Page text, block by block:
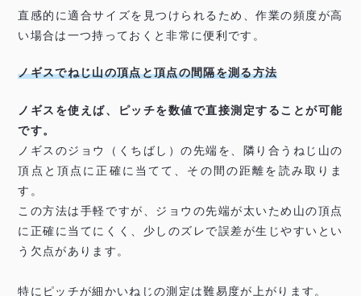
直感的に適合サイズを見つけられるため、作業の頻度が高
い場合は一つ持っておくと非常に便利です。
ノギスでねじ山の頂点と頂点の間隔を測る方法
ノギスを使えば、ピッチを数値で直接測定することが可能
です。
ノギスのジョウ（くちばし）の先端を、隣り合うねじ山の
頂点と頂点に正確に当てて、その間の距離を読み取りま
す。
この方法は手軽ですが、ジョウの先端が太いため山の頂点
に正確に当てにくく、少しのズレで誤差が生じやすいとい
う欠点があります。
特にピッチが細かいねじの測定は難易度が上がります。